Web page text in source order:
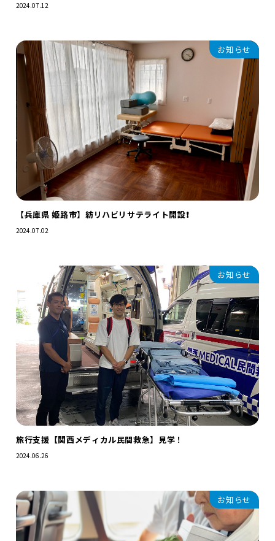
2024.07.12
お知らせ
【兵庫県 姫路市】紡リハビリサテライト開設❗️
2024.07.02
お知らせ
旅行支援【関西メディカル民間救急】見学！
2024.06.26
お知らせ